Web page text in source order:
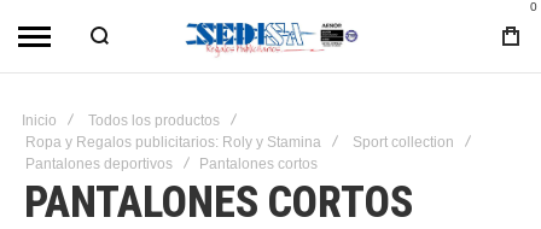
0
Inicio
Todos los productos
Ropa y Regalos publicitarios: Roly y Stamina
Sport collection
Pantalones deportivos
Pantalones cortos
PANTALONES CORTOS